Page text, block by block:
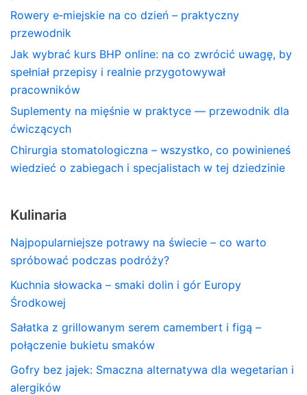
Rowery e‑miejskie na co dzień – praktyczny
przewodnik
Jak wybrać kurs BHP online: na co zwrócić uwagę, by
spełniał przepisy i realnie przygotowywał
pracowników
Suplementy na mięśnie w praktyce — przewodnik dla
ćwiczących
Chirurgia stomatologiczna – wszystko, co powinieneś
wiedzieć o zabiegach i specjalistach w tej dziedzinie
Kulinaria
Najpopularniejsze potrawy na świecie – co warto
spróbować podczas podróży?
Kuchnia słowacka – smaki dolin i gór Europy
Środkowej
Sałatka z grillowanym serem camembert i figą –
połączenie bukietu smaków
Gofry bez jajek: Smaczna alternatywa dla wegetarian i
alergików